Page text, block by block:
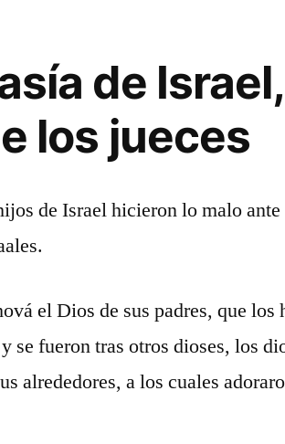
de
los jueces
de Israel hicieron lo malo
el Dios de sus padres, que los
se fueron tras otros dioses, los
alrededores, a los cuales